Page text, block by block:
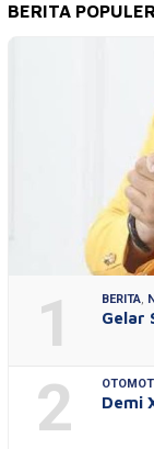
BERITA POPULER
1 BERITA,
Gelar
2 Demi